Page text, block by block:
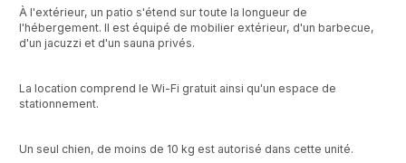
À l'extérieur, un patio s'étend sur toute la longueur de
l'hébergement. Il est équipé de mobilier extérieur, d'un barbecue,
d'un jacuzzi et d'un sauna privés.
La location comprend le Wi-Fi gratuit ainsi qu'un espace de
stationnement.
Un seul chien, de moins de 10 kg est autorisé dans cette unité.